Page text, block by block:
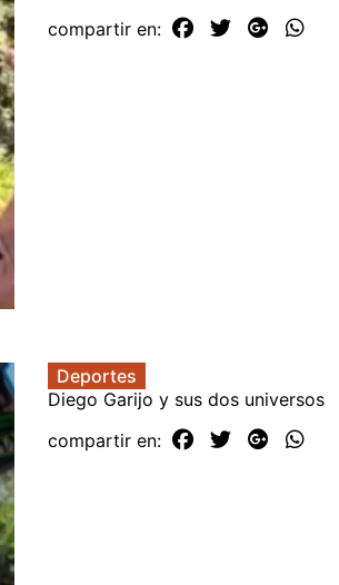
compartir en:
Deportes
Diego Garijo y sus dos universos
compartir en: